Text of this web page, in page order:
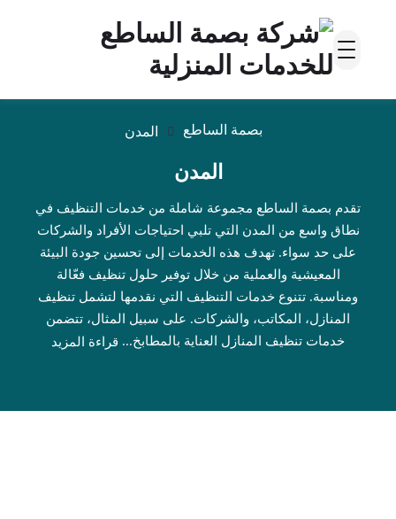
بصمة الساطع المدن
المدن
تقدم بصمة الساطع مجموعة شاملة من خدمات التنظيف في
نطاق واسع من المدن التي تلبي احتياجات الأفراد والشركات
على حد سواء. تهدف هذه الخدمات إلى تحسين جودة البيئة
المعيشية والعملية من خلال توفير حلول تنظيف فعّالة
ومناسبة. تتنوع خدمات التنظيف التي نقدمها لتشمل تنظيف
المنازل، المكاتب، والشركات. على سبيل المثال، تتضمن
خدمات تنظيف المنازل العناية بالمطابخ... قراءة المزيد